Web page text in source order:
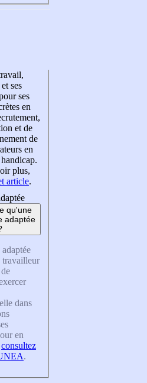
ses
ses
en
et de
de
en
plus,
article.
qu'une
adaptée
travailleur
dans
en
consultez
.